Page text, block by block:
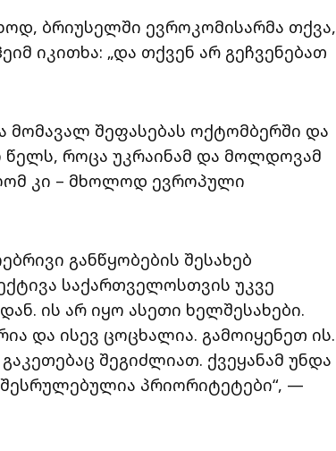
ბრიუსელში ევროკომისარმა თქვა,
იკითხა: „და თქვენ არ გეჩვენებათ
შეფასებას ოქტომბერში და
როცა უკრაინამ და მოლდოვამ
კი – მხოლოდ ევროპული
განწყობების შესახებ
საქართველოსთვის უკვე
ის არ იყო ასეთი ხელშესახები.
და ისევ ცოცხალია. გამოიყენეთ ის.
შეგიძლიათ. ქვეყანამ უნდა
პრიორიტეტები“, —